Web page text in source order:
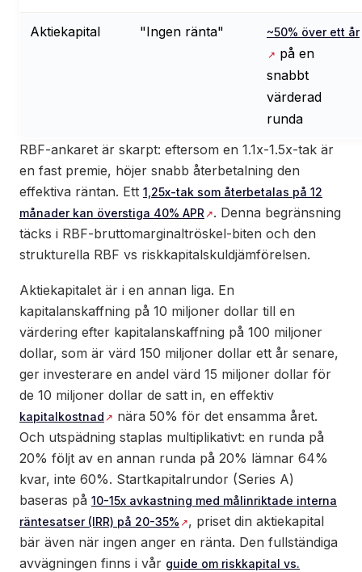
Aktiekapital "Ingen ränta" ~50% över ett år
på en
snabbt
värderad
runda
RBF-ankaret är skarpt: eftersom en 1.1x-1.5x-tak är
en fast premie, höjer snabb återbetalning den
effektiva räntan. Ett 1,25x-tak som återbetalas på 12
månader kan överstiga 40% APR
. Denna begränsning
täcks i RBF-bruttomarginaltröskel-biten och den
strukturella RBF vs riskkapitalskuldjämförelsen.
Aktiekapitalet är i en annan liga. En
kapitalanskaffning på 10 miljoner dollar till en
värdering efter kapitalanskaffning på 100 miljoner
dollar, som är värd 150 miljoner dollar ett år senare,
ger investerare en andel värd 15 miljoner dollar för
de 10 miljoner dollar de satt in, en effektiv
kapitalkostnad
nära 50% för det ensamma året.
Och utspädning staplas multiplikativt: en runda på
20% följt av en annan runda på 20% lämnar 64%
kvar, inte 60%. Startkapitalrundor (Series A)
baseras på 10-15x avkastning med målinriktade interna
räntesatser (IRR) på 20-35%
, priset din aktiekapital
bär även när ingen anger en ränta. Den fullständiga
avvägningen finns i vår guide om riskkapital vs.